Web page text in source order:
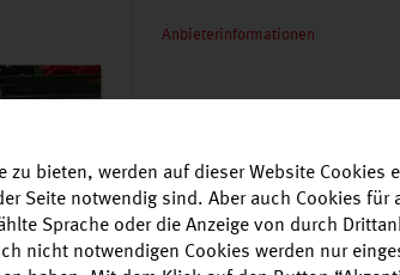
Anbieterinformationen
bieten, werden auf dieser Website Cookies
Seite notwendig sind. Aber auch Cookies für
Sprache oder die Anzeige von durch
nicht notwendigen Cookies werden nur